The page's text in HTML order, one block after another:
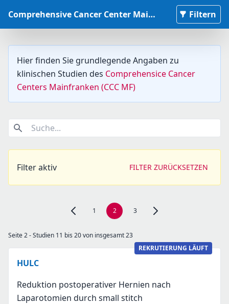
Comprehensive Cancer Center Mainfranken Studiendatenbank Filtern
Hier finden Sie grundlegende Angaben zu
klinischen Studien des Comprehensice Cancer
Centers Mainfranken (CCC MF)
Suche...
Filter aktiv FILTER ZURÜCKSETZEN
Zur vorherigen Seite, Seite 1 navigieren
1 2 3 Zur nächsten Seite, Seite
Seite 2 - Studien 11 bis 20 von insgesamt 23
REKRUTIERUNG LÄUFT
HULC
Reduktion postoperativer Hernien nach
Laparotomien durch small stitch